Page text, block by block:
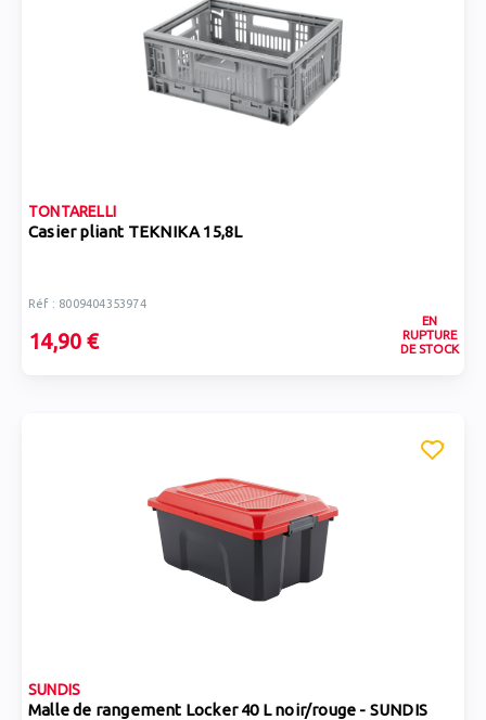
TONTARELLI
Casier pliant TEKNIKA 15,8L
Réf : 8009404353974
14,90 €
EN
RUPTURE
DE STOCK
SUNDIS
Malle de rangement Locker 40 L noir/rouge - SUNDIS